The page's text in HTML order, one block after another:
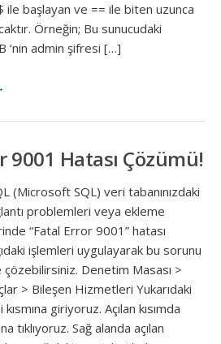
ile başlayan ve == ile biten uzunca
Örneğin; Bu sunucudaki
‘nin admin şifresi […]
9001 Hatası Çözümü!
(Microsoft SQL) veri tabanınızdaki
problemleri veya ekleme
“Fatal Error 9001” hatası
işlemleri uygulayarak bu sorunu
Denetim Masası >
> Bileşen Hizmetleri Yukarıdaki
giriyoruz. Açılan kısımda
tıklıyoruz. Sağ alanda açılan